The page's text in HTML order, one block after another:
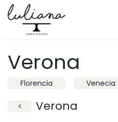
Ir al contenido
Verona
Florencia Venecia
Verona